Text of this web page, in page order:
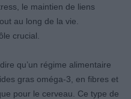
le maintien de liens
au long de la vie.
crucial.
qu’un régime alimentaire
gras oméga-3, en fibres et
pour le cerveau. Ce type de